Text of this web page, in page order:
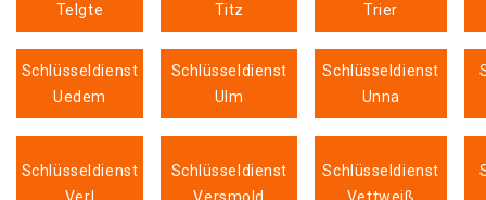
Telgte
Titz
Trier
Schlüsseldienst
Uedem
Schlüsseldienst
Ulm
Schlüsseldienst
Unna
Schlüsseldienst
Schlüsseldienst
Schlüsseldienst